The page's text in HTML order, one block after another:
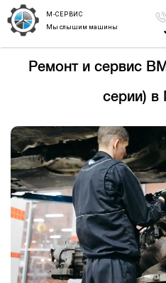
М-СЕРВИС
Мы слышим машины
Ремонт и сервис
серии) в